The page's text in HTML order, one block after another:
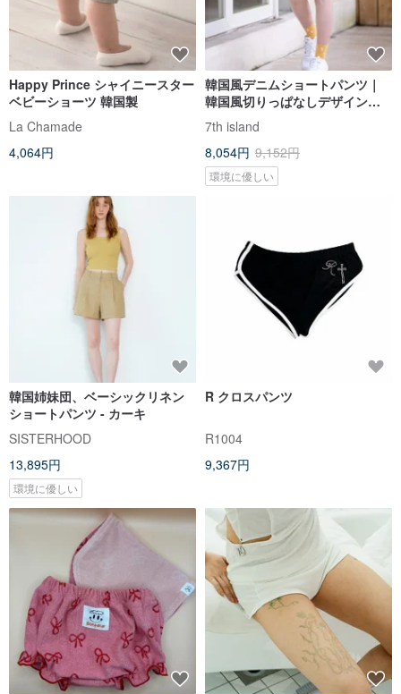
Happy Prince シャイニースター
ベビーショーツ 韓国製
La Chamade
4,064円
韓国風デニムショートパンツ｜
韓国風切りっぱなしデザインで
こなれ感を演出。ミドルウエス
トのハーフゴム仕様で通気性も
良く快適な穿き心地。外はしっ
かり、内は柔らかい肌触り。
7th island
8,054円 9,152円
環境に優しい
韓国姉妹団、ベーシックリネン
ショートパンツ - カーキ
SISTERHOOD
13,895円
環境に優しい
R クロスパンツ
R1004
9,367円